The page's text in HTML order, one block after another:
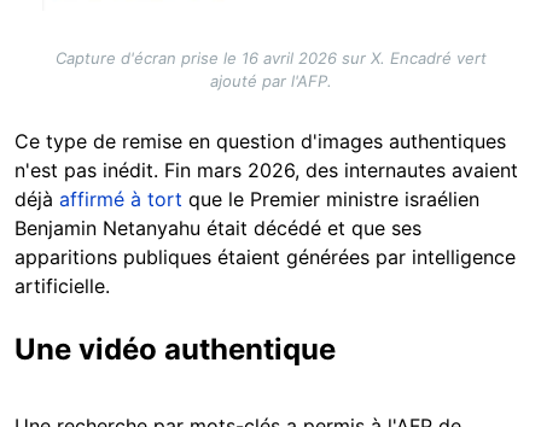
Capture d'écran prise le 16 avril 2026 sur X. Encadré vert
ajouté par l'AFP.
Ce type de remise en question d'images authentiques
n'est pas inédit. Fin mars 2026, des internautes avaient
déjà affirmé à tort que le Premier ministre israélien
Benjamin Netanyahu était décédé et que ses
apparitions publiques étaient générées par intelligence
artificielle.
Une vidéo authentique